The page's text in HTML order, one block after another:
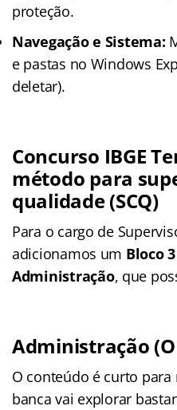
proteção.
Navegação e Sistema:
e pastas no Windows
deletar).
Concurso IBGE
método para
qualidade (SCQ)
Para o cargo de
adicionamos um Bloco 3
Administração, que
Administração
O conteúdo é curto
banca vai explorar